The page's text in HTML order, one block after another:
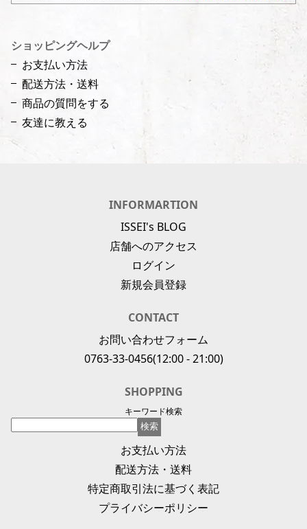
ショッピングヘルプ
お支払い方法
配送方法・送料
商品の質問をする
友達に教える
INFORMARTION
ISSEI's BLOG
店舗へのアクセス
ログイン
新規会員登録
CONTACT
お問い合わせフォーム
0763-33-0456(12:00 - 21:00)
SHOPPING
キーワード検索
お支払い方法
配送方法・送料
特定商取引法に基づく表記
プライバシーポリシー